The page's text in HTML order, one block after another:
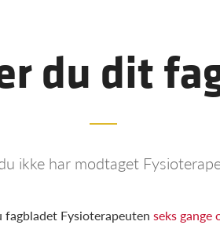
du dit
ikke har modtaget
fagbladet Fysioterapeuten seks gange